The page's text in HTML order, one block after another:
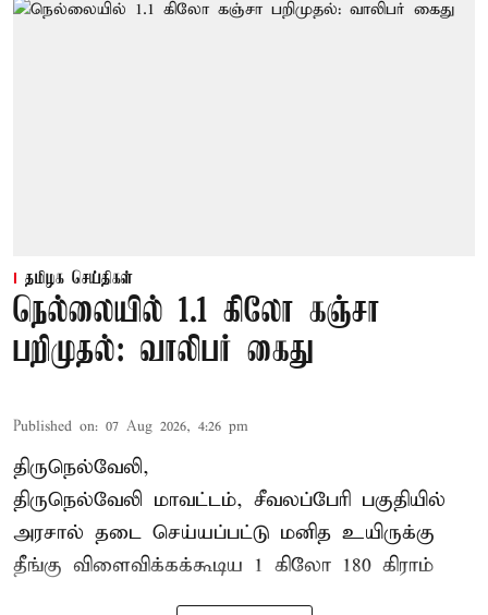
தமிழக செய்திகள்
நெல்லையில் 1.1 கிலோ கஞ்சா
பறிமுதல்: வாலிபர் கைது
Published on: 07 Aug 2026, 4:26 pm
திருநெல்வேலி,
திருநெல்வேலி மாவட்டம், சீவலப்பேரி பகுதியில்
அரசால் தடை செய்யப்பட்டு மனித உயிருக்கு
தீங்கு விளைவிக்கக்கூடிய 1 கிலோ 180 கிராம்